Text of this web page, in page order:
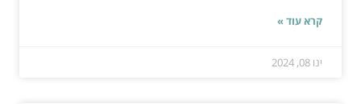
קרא עוד »
ינו 08, 2024